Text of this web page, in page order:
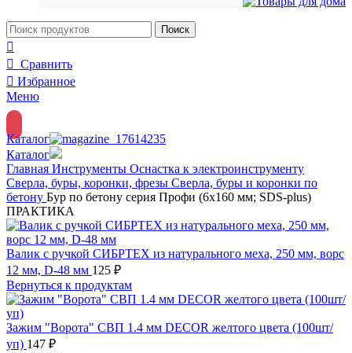
Поиск
Сравнить
Избранное
Меню
Каталог
Каталог
Главная Инструменты Оснастка к электроинструменту
Сверла, буры, коронки, фрезы Сверла, буры и коронки по
бетону Бур по бетону серия Профи (6х160 мм; SDS-plus)
ПРАКТИКА
Валик с ручкой СИБРТЕХ из натурального меха, 250 мм, ворс
12 мм, D-48 мм 125 ₽
Вернуться к продуктам
Зажим "Ворота" СВП 1.4 мм DECOR желтого цвета (100шт/
уп) 147 ₽